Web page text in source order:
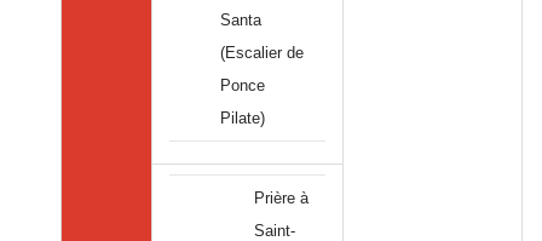
Santa
(Escalier de
Ponce
Pilate)
Prière à
Saint-